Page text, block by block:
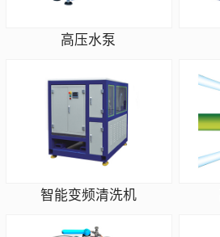
高压水泵
智能变频清洗机